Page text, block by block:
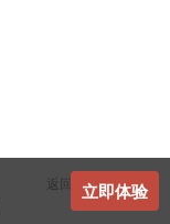
返回顶部立即体验